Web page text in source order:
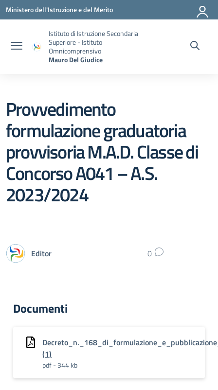
Vai ai contenuti
Vai al menu di navigazione
Vai al footer
Ministero dell'Istruzione e del Merito
Istituto di Istruzione Secondaria
Superiore - Istituto
Omnicomprensivo
Mauro Del Giudice
Provvedimento
formulazione graduatoria
provvisoria M.A.D. Classe di
Concorso A041 – A.S.
2023/2024
Editor 0
Documenti
(1)
pdf - 344 kb